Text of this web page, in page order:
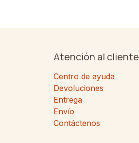
Atención al cliente
Centro de ayuda
Devoluciones
Entrega
Envío
Contáctenos